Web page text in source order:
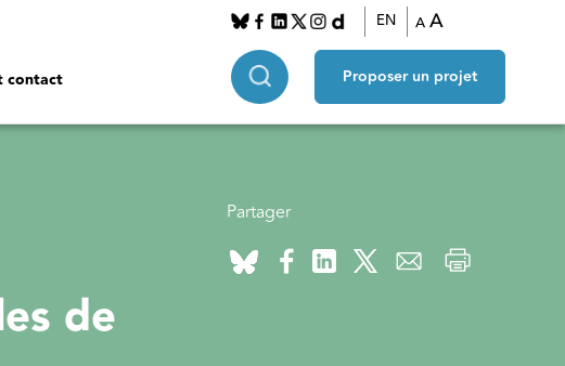
contact
EN A A
Proposer un projet
de
Partager